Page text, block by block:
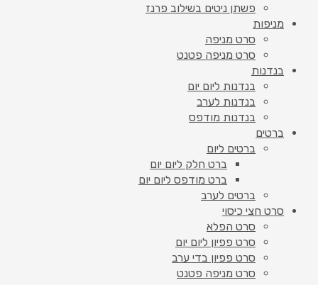
פשתן ניטים בשילוב פרנז
מניפות
סרט מניפה
סרט מניפה פטנט
בנדנות
בנדנות ליום יום
בנדנות לערב
בנדנות מודפס
ברטים
ברטים ליום
ברט חלק ליום יום
ברט מודפס ליום יום
ברטים לערב
סרט חצי כיסוי
סרט הפלא
סרט פפיון ליום יום
סרט פפיון בדי ערב
סרט מניפה פטנט